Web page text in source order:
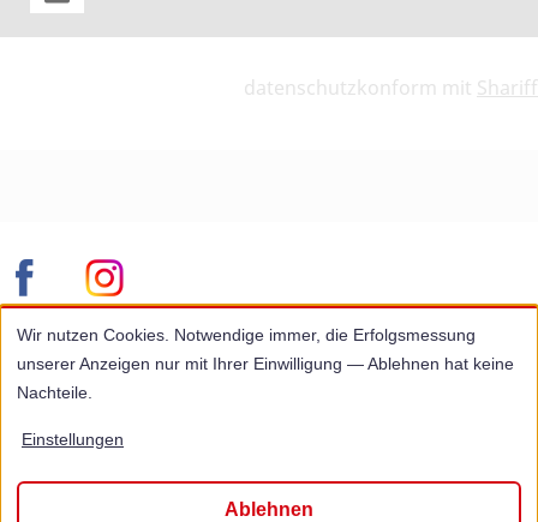
datenschutzkonform mit Shariff
© 2026 Arbeiter-Samariter-Bund Landesverband Rheinland-
Pfalz e. V. Kreisverband Bad Kreuznach
Impressum
Datenschutz
Wir nutzen Cookies. Notwendige immer, die Erfolgsmessung
unserer Anzeigen nur mit Ihrer Einwilligung — Ablehnen hat keine
Nachteile.
Einstellungen
Ablehnen